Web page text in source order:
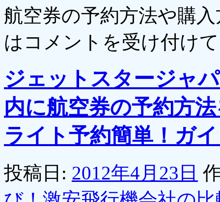
航空券の予約方法や購
は コメントを受け付け
ジェットスタージャ
内に航空券の予約方
ライト予約簡単！ガ
投稿日: 2012年4月23日